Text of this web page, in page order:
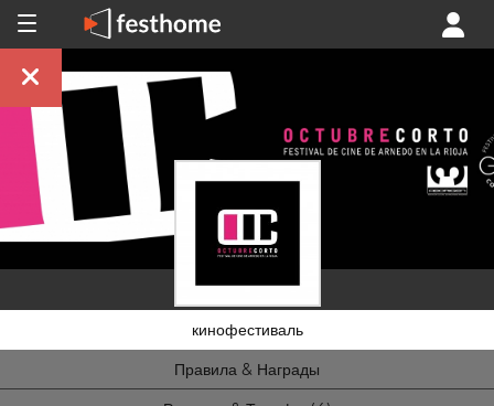
кинофестиваль
Правила & Награды